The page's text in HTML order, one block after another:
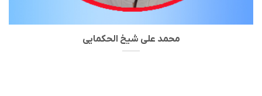
محمد علی شیخ الحکمایی